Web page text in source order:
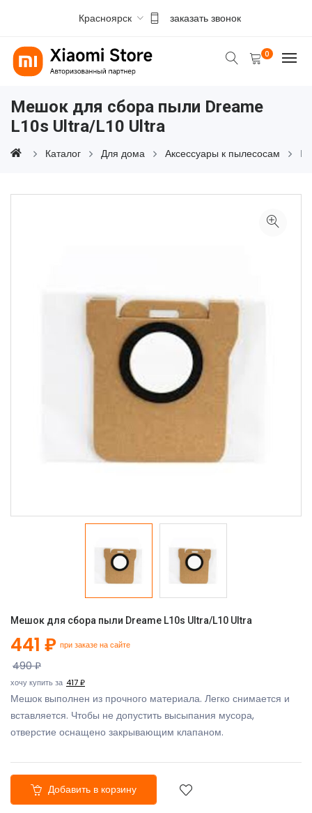
Красноярск заказать звонок
0
Мешок для сбора пыли Dreame
L10s Ultra/L10 Ultra
Каталог Для дома Аксессуары к пылесосам
Мешок для сбора пыли Dreame L10s Ultra/L10 Ultra
441 ₽ при заказе на сайте
490 ₽
хочу купить за 417 ₽
Мешок выполнен из прочного материала. Легко снимается и
вставляется. Чтобы не допустить высыпания мусора,
отверстие оснащено закрывающим клапаном.
Добавить в корзину